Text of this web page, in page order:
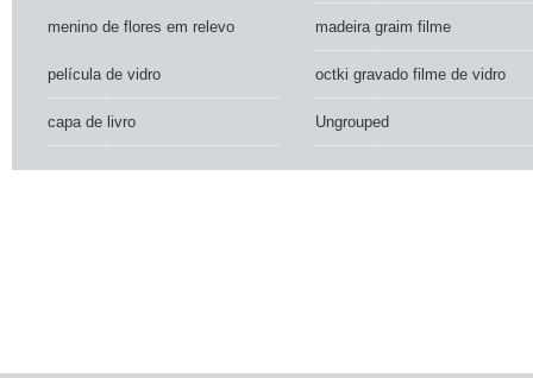
menino de flores em relevo
película de vidro
madeira graim filme
octki gravado filme de vidro
capa de livro Ungrouped